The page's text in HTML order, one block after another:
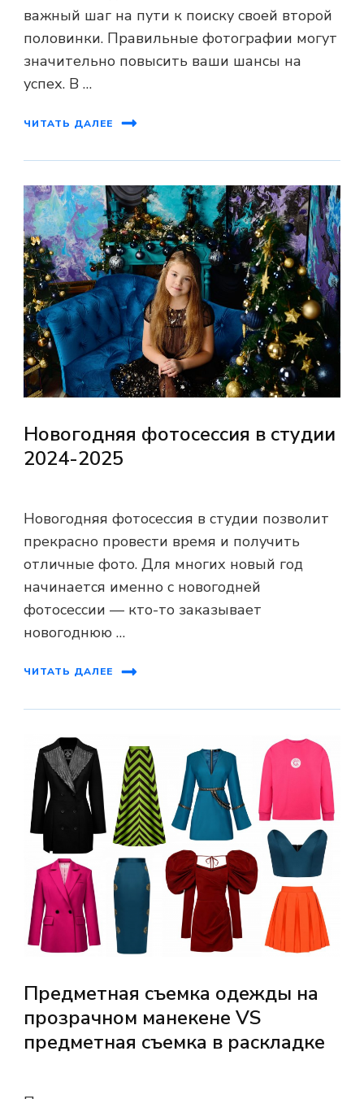
важный шаг на пути к поиску своей второй
половинки. Правильные фотографии могут
значительно повысить ваши шансы на
успех. В …
ЧИТАТЬ ДАЛЕЕ
Новогодняя фотосессия в студии
2024-2025
Новогодняя фотосессия в студии позволит
прекрасно провести время и получить
отличные фото. Для многих новый год
начинается именно с новогодней
фотосессии — кто-то заказывает
новогоднюю …
ЧИТАТЬ ДАЛЕЕ
Предметная съемка одежды на
прозрачном манекене VS
предметная съемка в раскладке